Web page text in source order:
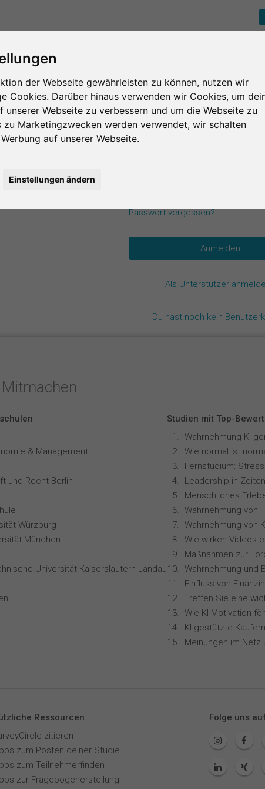
der Webseite gewährleisten zu können, nutzen wir
Cookies. Darüber hinaus verwenden wir Cookies, um
unserer Webseite zu verbessern und um die Webseite zu
zu Marketingzwecken werden verwendet, wir schalten
auf unserer Webseite.
Einstellungen ändern
an.
Passwort vergessen?
Als Unterstützer
Du hast noch kein
& Management
und Recht Berlin
Würzburg
München
Universität Kaiserslautern-Landau
Studien mit Top-
Leadership in
Wahrnehmung von
Treffen Sie eine
Ressourcen
zitieren
zum Posten deiner Studie
zum Teilnehmerfinden
zur Fragebogenerstellung
Folge uns